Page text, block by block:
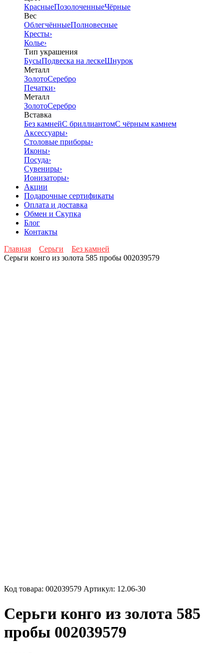
КрасныеПозолоченныеЧёрные
Вес
ОблегчённыеПолновесные
Кресты›
Колье›
Тип украшения
БусыПодвеска на лескеШнурок
Металл
ЗолотоСеребро
Печатки›
Металл
ЗолотоСеребро
Вставка
Без камнейС бриллиантомС чёрным камнем
Аксессуары›
Столовые приборы›
Иконы›
Посуда›
Сувениры›
Ионизаторы›
Акции
Подарочные сертификаты
Оплата и доставка
Обмен и Скупка
Блог
Контакты
Главная
Серьги
Без камней
Серьги конго из золота 585 пробы 002039579
Код товара: 002039579 Артикул: 12.06-30
Серьги конго из золота 585
пробы 002039579